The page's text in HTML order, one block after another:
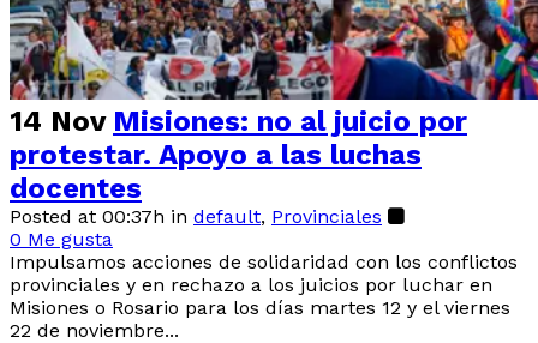
14 Nov Misiones: no al juicio por
protestar. Apoyo a las luchas
docentes
Posted at 00:37h in default, Provinciales
0 Me gusta
Impulsamos acciones de solidaridad con los conflictos
provinciales y en rechazo a los juicios por luchar en
Misiones o Rosario para los días martes 12 y el viernes
22 de noviembre...